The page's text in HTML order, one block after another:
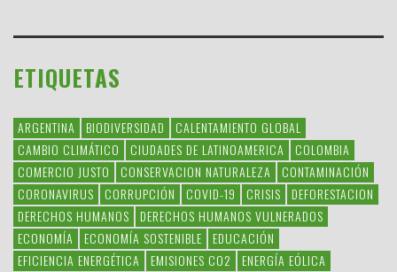
ETIQUETAS
ARGENTINA BIODIVERSIDAD
CALENTAMIENTO GLOBAL
CAMBIO CLIMÁTICO
CIUDADES DE LATINOAMERICA
COLOMBIA
COMERCIO JUSTO
CONSERVACION NATURALEZA
CONTAMINACIÓN
CORONAVIRUS
CORRUPCIÓN COVID-19 CRISIS
DEFORESTACION
DERECHOS HUMANOS
DERECHOS HUMANOS VULNERADOS
ECONOMÍA
ECONOMÍA SOSTENIBLE
EDUCACIÓN
EFICIENCIA ENERGÉTICA
EMISIONES CO2
ENERGÍA EÓLICA